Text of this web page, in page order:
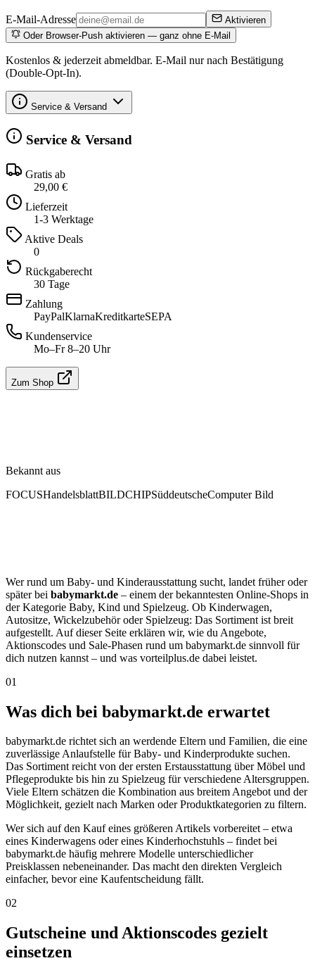
E-Mail-Adresse
Aktivieren
Oder Browser-Push aktivieren — ganz ohne E-Mail
Kostenlos & jederzeit abmeldbar. E-Mail nur nach Bestätigung
(Double-Opt-In).
Service & Versand
Service & Versand
Gratis ab
29,00 €
Lieferzeit
1-3 Werktage
Aktive Deals
0
Rückgaberecht
30 Tage
Zahlung
PayPalKlarnaKreditkarteSEPA
Kundenservice
Mo–Fr 8–20 Uhr
Zum Shop
Bekannt aus
FOCUSHandelsblattBILDCHIPSüddeutscheComputer Bild
Wer rund um Baby- und Kinderausstattung sucht, landet früher oder
später bei babymarkt.de – einem der bekanntesten Online-Shops in
der Kategorie Baby, Kind und Spielzeug. Ob Kinderwagen,
Autositze, Wickelzubehör oder Spielzeug: Das Sortiment ist breit
aufgestellt. Auf dieser Seite erklären wir, wie du Angebote,
Aktionscodes und Sale-Phasen rund um babymarkt.de sinnvoll für
dich nutzen kannst – und was vorteilplus.de dabei leistet.
01
Was dich bei babymarkt.de erwartet
babymarkt.de richtet sich an werdende Eltern und Familien, die eine
zuverlässige Anlaufstelle für Baby- und Kinderprodukte suchen.
Das Sortiment reicht von der ersten Erstausstattung über Möbel und
Pflegeprodukte bis hin zu Spielzeug für verschiedene Altersgruppen.
Viele Eltern schätzen die Kombination aus breitem Angebot und der
Möglichkeit, gezielt nach Marken oder Produktkategorien zu filtern.
Wer sich auf den Kauf eines größeren Artikels vorbereitet – etwa
eines Kinderwagens oder eines Kinderhochstuhls – findet bei
babymarkt.de häufig mehrere Modelle unterschiedlicher
Preisklassen nebeneinander. Das macht den direkten Vergleich
einfacher, bevor eine Kaufentscheidung fällt.
02
Gutscheine und Aktionscodes gezielt
einsetzen